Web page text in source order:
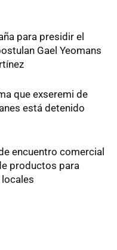
para presidir el
Gael Yeomans
que exseremi de
está detenido
encuentro comercial
productos para